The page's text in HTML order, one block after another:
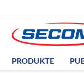
PRODUKTE